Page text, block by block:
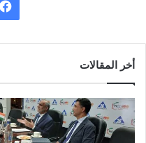
أخر المقالات